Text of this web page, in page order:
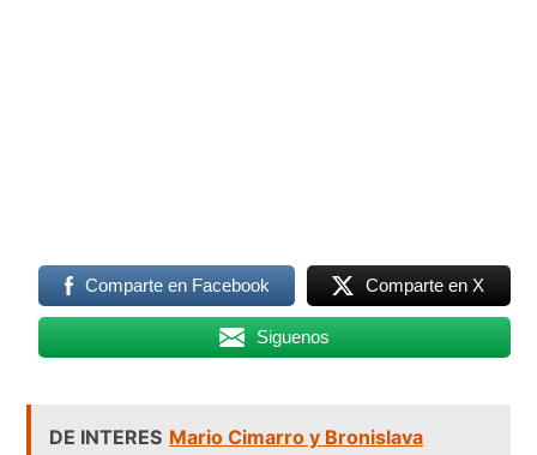
Comparte en Facebook Comparte en X
Siguenos
DE INTERES Mario Cimarro y Bronislava